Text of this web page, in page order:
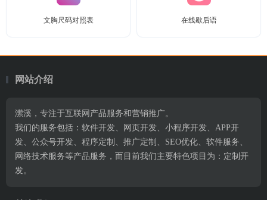
文胸尺码对照表 在线歇后语
网站介绍
潆溪，专注于互联网产品服务和营销推广。
我们的服务包括：软件开发、网页开发、小程序开发、APP开
发、公众号开发、程序定制、推广定制、SEO优化、软件服务、
网络技术服务等产品服务，而目前我们主要特色项目为：定制开
发。